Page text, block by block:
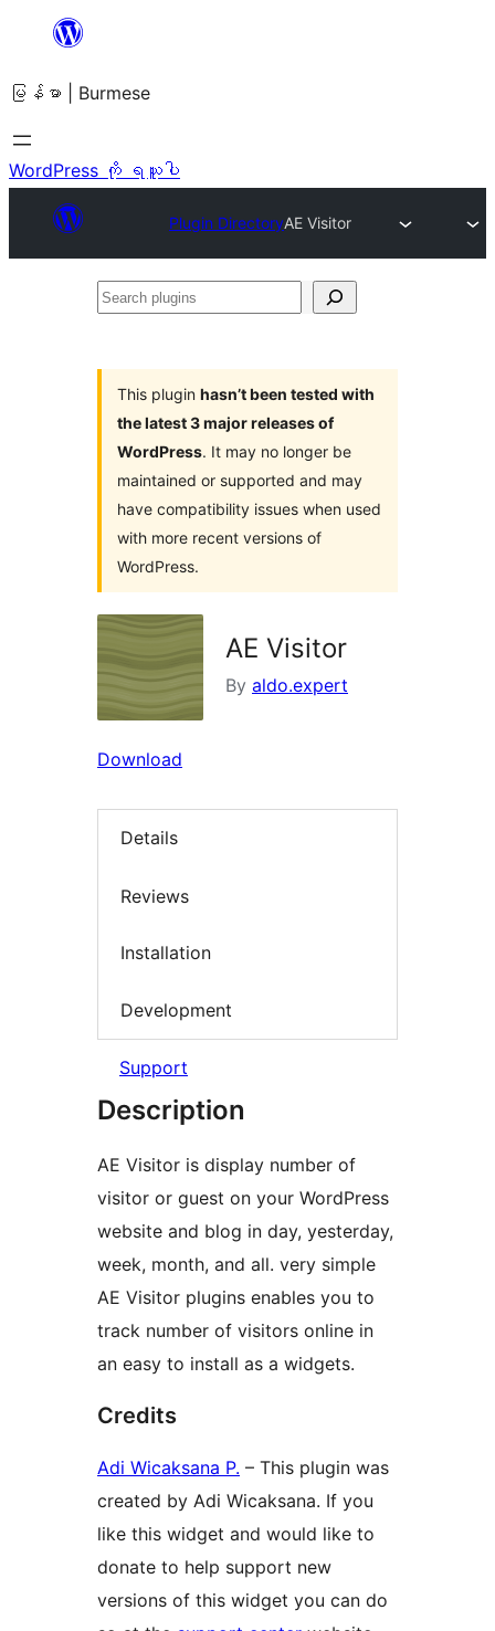
အကြောင်းအရာ
ကျော်သွား
ရန်
မြန်မာ | Burmese
WordPress ကို ရယူပါ
Plugin DirectoryAE Visitor
Search
This plugin hasn’t been tested with
the latest 3 major releases of
WordPress. It may no longer be
maintained or supported and may
have compatibility issues when used
with more recent versions of
WordPress.
AE Visitor
By aldo.expert
Download
Details
Reviews
Installation
Development
Support
Description
AE Visitor is display number of
visitor or guest on your WordPress
website and blog in day, yesterday,
week, month, and all. very simple
AE Visitor plugins enables you to
track number of visitors online in
an easy to install as a widgets.
Credits
Adi Wicaksana P. – This plugin was
created by Adi Wicaksana. If you
like this widget and would like to
donate to help support new
versions of this widget you can do